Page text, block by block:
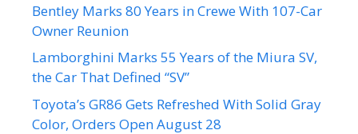
Bentley Marks 80 Years in Crewe With 107-Car
Owner Reunion
Lamborghini Marks 55 Years of the Miura SV,
the Car That Defined “SV”
Toyota’s GR86 Gets Refreshed With Solid Gray
Color, Orders Open August 28